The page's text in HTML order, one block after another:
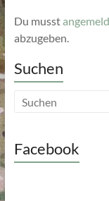
Du musst
abzugeben.
Suchen
Facebook